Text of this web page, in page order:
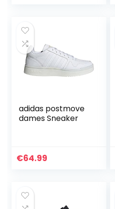
adidas postmove
dames Sneaker
€64.99